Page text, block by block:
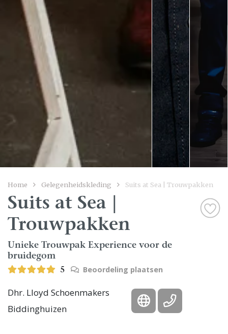
Home Gelegenheidskleding Suits at Sea | Trouwpakken
Suits at Sea |
Trouwpakken
Unieke Trouwpak Experience voor de
bruidegom
5 Beoordeling plaatsen
Dhr. Lloyd Schoenmakers
Biddinghuizen